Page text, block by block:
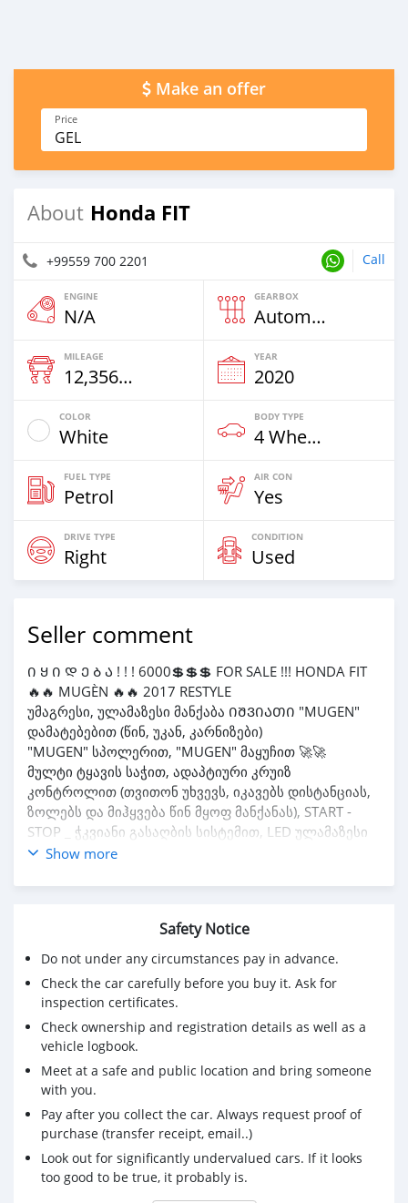
Make an offer
Price
GEL
About Honda FIT
+99559 700 2201 Call
ENGINE
N/A
GEARBOX
Automatic
MILEAGE
12,356 Km
YEAR
2020
COLOR
White
BODY TYPE
4 Wheel Drives & SUVs
FUEL TYPE
Petrol
AIR CON
Yes
DRIVE TYPE
Right
CONDITION
Used
Seller comment
Ი Ყ Ი Დ Ე Ბ Ა ! ! ! 6000💲💲💲 FOR SALE !!! HONDA FIT
🔥🔥 MUGÈN 🔥🔥 2017 RESTYLE
უმაგრესი, ულამაზესი მანქაბა ᲘᲨᲕᲘᲐᲗᲘ "MUGEN"
დამატებებით (წინ, უკან, კარნიზები)
"MUGEN" სპოლერით, "MUGEN" მაყუჩით 🚀🚀
მულტი ტყავის საჭით, ადაპტიური კრუიზ
კონტროლით (თვითონ უხვევს, იკავებს დისტანციას,
ზოლებს და მიჰყვება წინ მყოფ მანქანას), START -
STOP _ ჭკვიანი გასაღბის სისტემით, LED ულამაზესი
ფარებით, სანისლეებით, ტყავის კომბინირებული
მონიტორით, კარგი აუდიო სისტემით, "HONDA
უსაფრთხოების სისტემით: ზოლების და დისტანციის
კონტროლის სენსორებით (საჭიროების შემთხვევაში
თვითონ უხვევს საჭეს, გაბრუნებს ზოლში,
ამუხრუჭებს), ავტო შორი - ახლო ნათებით, საგზაო
ნიშნების ამოცნობის სისტემით და ა.შ.💣💣
2017 წლიანი, ორიგინალი 136კმ. გარბენით,
ᲣᲘᲓᲔᲐᲚᲣᲠᲔᲡ - ᲣᲜᲐᲙᲐᲬᲠᲝ მდგომარეობაში,
შეუღებავი - დაუზიანებელი !!! ბოლო რესტაილინგი,
სუფთა, მოვლილი და ეკონომიური ( წვა 4 ლ. )⚡⚡⚡
გარანტია ძრავის, კოლოფის და ჰიბრდული
სისტემის გამართულობაზე! ✅✅✅
საჩუქრად "JT ავტოქიმიის" ქიმწმენდი საშუალებების
ნაკრები 🎁🎁🎁
Show more
Safety Notice
Do not under any circumstances pay in advance.
Check the car carefully before you buy it. Ask for
inspection certificates.
Check ownership and registration details as well as a
vehicle logbook.
Meet at a safe and public location and bring someone
with you.
Pay after you collect the car. Always request proof of
purchase (transfer receipt, email..)
Look out for significantly undervalued cars. If it looks
too good to be true, it probably is.